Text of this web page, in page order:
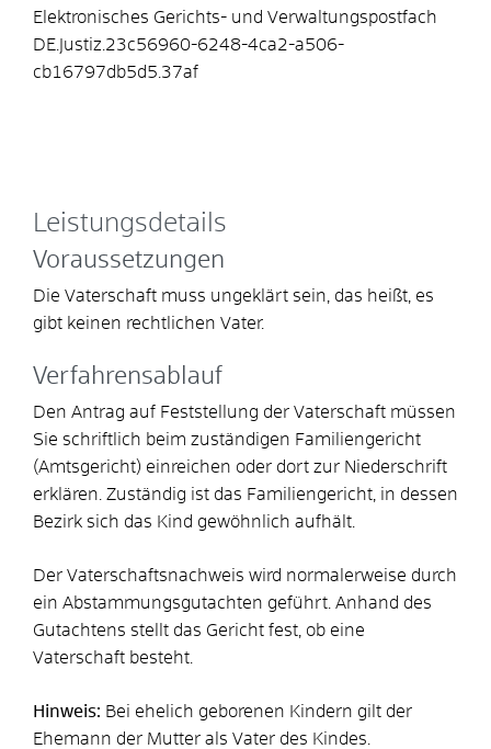
Elektronisches Gerichts- und Verwaltungspostfach
DE.Justiz.23c56960-6248-4ca2-a506-
cb16797db5d5.37af
Leistungsdetails
Voraussetzungen
Die Vaterschaft muss ungeklärt sein, das heißt, es
gibt keinen rechtlichen Vater.
Verfahrensablauf
Den Antrag auf Feststellung der Vaterschaft müssen
Sie schriftlich beim zuständigen Familiengericht
(Amtsgericht) einreichen oder dort zur Niederschrift
erklären. Zuständig ist das Familiengericht, in dessen
Bezirk sich das Kind gewöhnlich aufhält.
Der Vaterschaftsnachweis wird normalerweise durch
ein Abstammungsgutachten geführt. Anhand des
Gutachtens stellt das Gericht fest, ob eine
Vaterschaft besteht.
Hinweis: Bei ehelich geborenen Kindern gilt der
Ehemann der Mutter als Vater des Kindes.